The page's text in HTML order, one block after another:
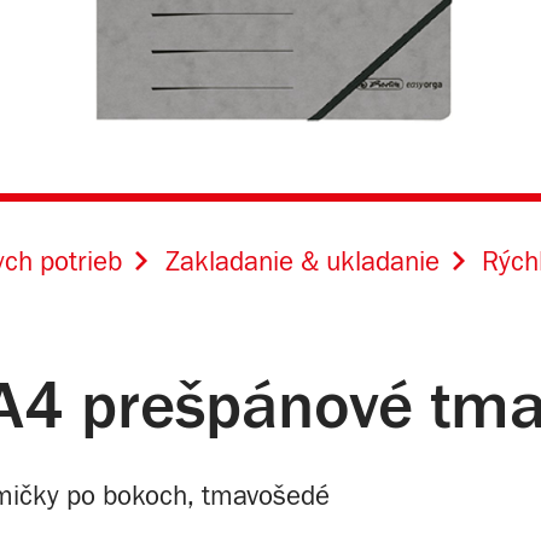
potrieb Zakladanie & ukladanie
prešpánové
po bokoch, tmavošedé